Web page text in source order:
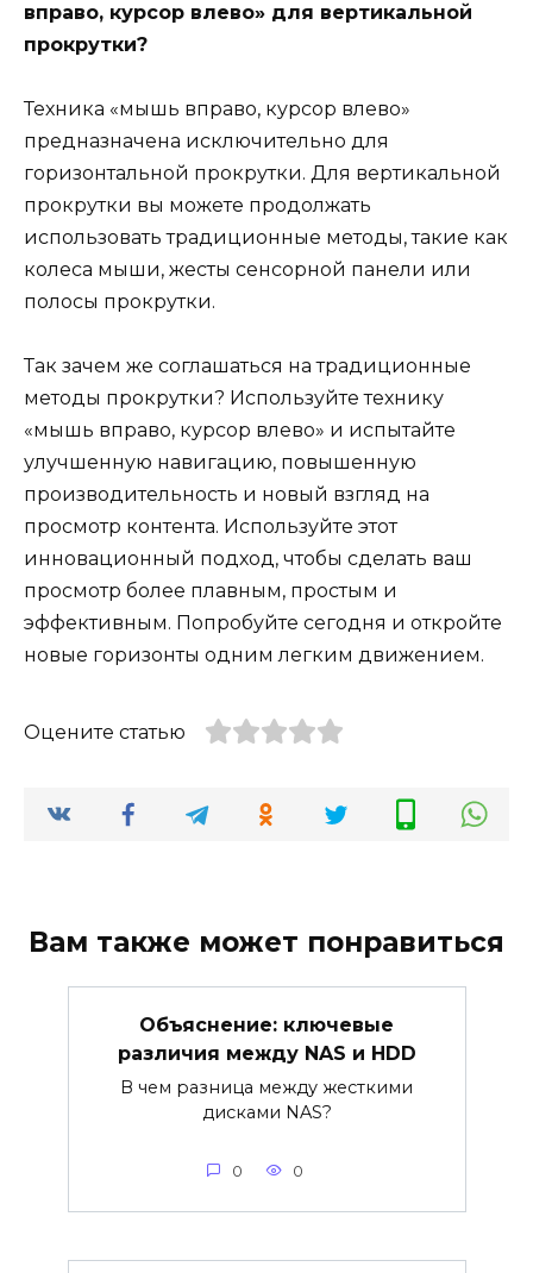
вправо, курсор влево» для вертикальной
прокрутки?
Техника «мышь вправо, курсор влево»
предназначена исключительно для
горизонтальной прокрутки. Для вертикальной
прокрутки вы можете продолжать
использовать традиционные методы, такие как
колеса мыши, жесты сенсорной панели или
полосы прокрутки.
Так зачем же соглашаться на традиционные
методы прокрутки? Используйте технику
«мышь вправо, курсор влево» и испытайте
улучшенную навигацию, повышенную
производительность и новый взгляд на
просмотр контента. Используйте этот
инновационный подход, чтобы сделать ваш
просмотр более плавным, простым и
эффективным. Попробуйте сегодня и откройте
новые горизонты одним легким движением.
Оцените статью
Вам также может понравиться
Объяснение: ключевые
различия между NAS и HDD
В чем разница между жесткими
дисками NAS?
0 0